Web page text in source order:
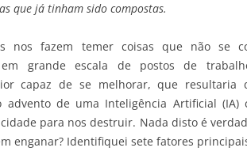
que já tinham sido compostas.
nos fazem temer coisas que não se
em grande escala de postos de
capaz de se melhorar, que resultaria
advento de uma Inteligência Artificial (IA)
para nos destruir. Nada disto é
enganar? Identifiquei sete fatores